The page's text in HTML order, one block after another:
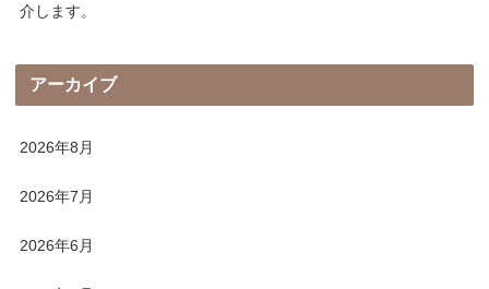
介します。
アーカイブ
2026年8月
2026年7月
2026年6月